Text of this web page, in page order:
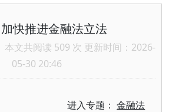
快推进金融法立法
本文共阅读 509 次 更新时间：2026-
05-30 20:46
进入专题：金融法